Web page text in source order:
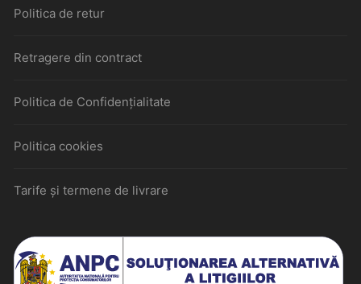
Politica de retur
Retragere din contract
Politica de Confidențialitate
Politica cookies
Tarife și termene de livrare